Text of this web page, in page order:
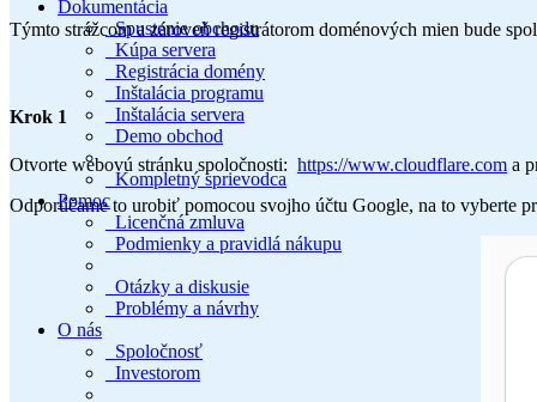
Dokumentácia
Spustenie obchodu
Kúpa servera
Registrácia domény
Inštalácia programu
Inštalácia servera
Demo obchod
Kompletný sprievodca
Pomoc
Licenčná zmluva
Podmienky a pravidlá nákupu
Otázky a diskusie
Problémy a návrhy
O nás
Spoločnosť
Investorom
Týmto strážcom a zároveň registrátorom doménových mien bude
Krok 1
Otvorte webovú stránku spoločnosti: https://www.cloudflare.com a
Odporúčame to urobiť pomocou svojho účtu Google, na to vyberte